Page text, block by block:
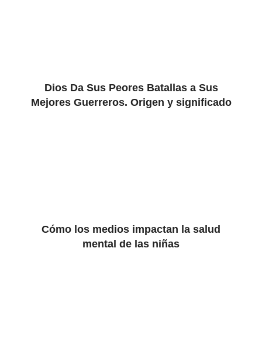
Dios Da Sus Peores Batallas a Sus
Mejores Guerreros. Origen y significado
Cómo los medios impactan la salud
mental de las niñas